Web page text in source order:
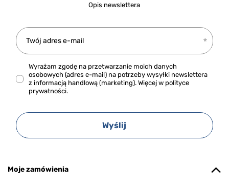
Opis newslettera
Twój adres e-mail
Wyrażam zgodę na przetwarzanie moich danych
osobowych (adres e-mail) na potrzeby wysyłki newslettera
z informacją handlową (marketing). Więcej w polityce
prywatności.
Wyślij
Moje zamówienia